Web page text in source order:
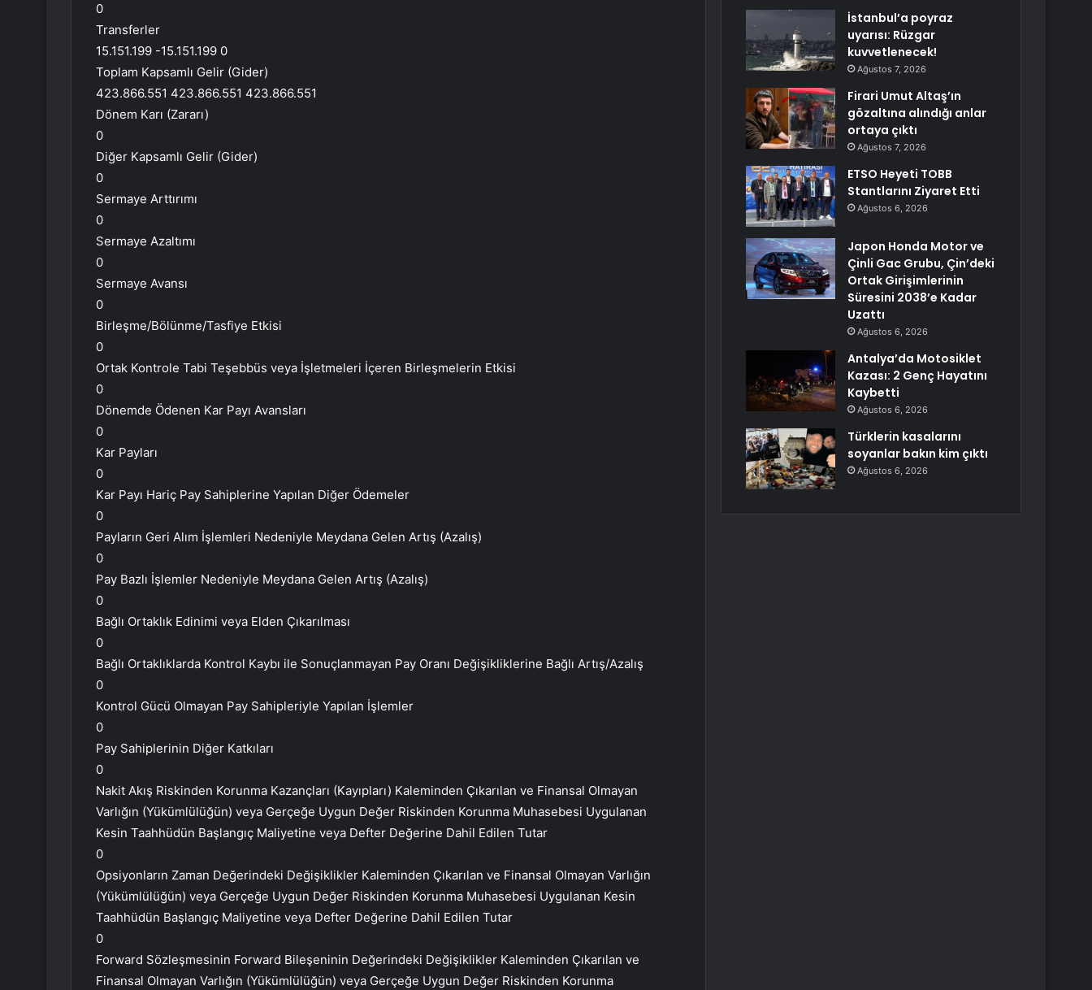
0
Transferler
15.151.199 -15.151.199 0
Toplam Kapsamlı Gelir (Gider)
423.866.551 423.866.551 423.866.551
Dönem Karı (Zararı)
0
Diğer Kapsamlı Gelir (Gider)
0
Sermaye Arttırımı
0
Sermaye Azaltımı
0
Sermaye Avansı
0
Birleşme/Bölünme/Tasfiye Etkisi
0
Ortak Kontrole Tabi Teşebbüs veya İşletmeleri İçeren Birleşmelerin Etkisi
0
Dönemde Ödenen Kar Payı Avansları
0
Kar Payları
0
Kar Payı Hariç Pay Sahiplerine Yapılan Diğer Ödemeler
0
Payların Geri Alım İşlemleri Nedeniyle Meydana Gelen Artış (Azalış)
0
Pay Bazlı İşlemler Nedeniyle Meydana Gelen Artış (Azalış)
0
Bağlı Ortaklık Edinimi veya Elden Çıkarılması
0
Bağlı Ortaklıklarda Kontrol Kaybı ile Sonuçlanmayan Pay Oranı Değişikliklerine Bağlı Artış/Azalış
0
Kontrol Gücü Olmayan Pay Sahipleriyle Yapılan İşlemler
0
Pay Sahiplerinin Diğer Katkıları
0
Nakit Akış Riskinden Korunma Kazançları (Kayıpları) Kaleminden Çıkarılan ve Finansal Olmayan
Varlığın (Yükümlülüğün) veya Gerçeğe Uygun Değer Riskinden Korunma Muhasebesi Uygulanan
Kesin Taahhüdün Başlangıç Maliyetine veya Defter Değerine Dahil Edilen Tutar
0
Opsiyonların Zaman Değerindeki Değişiklikler Kaleminden Çıkarılan ve Finansal Olmayan Varlığın
(Yükümlülüğün) veya Gerçeğe Uygun Değer Riskinden Korunma Muhasebesi Uygulanan Kesin
Taahhüdün Başlangıç Maliyetine veya Defter Değerine Dahil Edilen Tutar
0
Forward Sözleşmesinin Forward Bileşeninin Değerindeki Değişiklikler Kaleminden Çıkarılan ve
Finansal Olmayan Varlığın (Yükümlülüğün) veya Gerçeğe Uygun Değer Riskinden Korunma
İstanbul’a poyraz
uyarısı: Rüzgar
kuvvetlenecek!
Ağustos 7, 2026
Firari Umut Altaş’ın
gözaltına alındığı anlar
ortaya çıktı
Ağustos 7, 2026
ETSO Heyeti TOBB
Stantlarını Ziyaret Etti
Ağustos 6, 2026
Japon Honda Motor ve
Çinli Gac Grubu, Çin’deki
Ortak Girişimlerinin
Süresini 2038’e Kadar
Uzattı
Ağustos 6, 2026
Antalya’da Motosiklet
Kazası: 2 Genç Hayatını
Kaybetti
Ağustos 6, 2026
Türklerin kasalarını
soyanlar bakın kim çıktı
Ağustos 6, 2026